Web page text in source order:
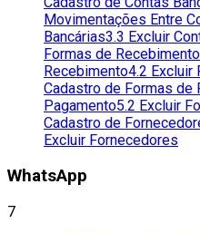
Movimentações Entre
Bancárias3.3 Excluir
Formas de Recebimento
Recebimento4.2 Excluir
Cadastro de Formas de
Pagamento5.2 Excluir
Cadastro de
Excluir Fornecedores
WhatsApp
7